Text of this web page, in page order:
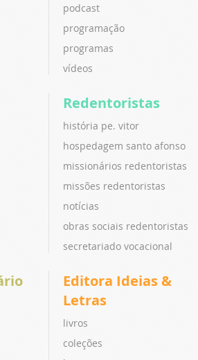
podcast
programação
programas
vídeos
Redentoristas
história pe. vitor
hospedagem santo afonso
missionários redentoristas
missões redentoristas
notícias
obras sociais redentoristas
secretariado vocacional
Editora Ideias &
Letras
livros
coleções